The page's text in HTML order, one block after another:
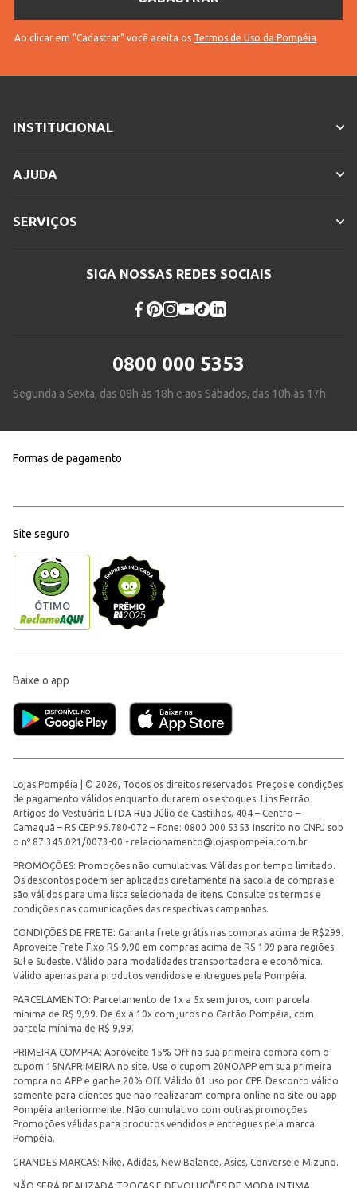
Ao clicar em "Cadastrar" você aceita os Termos de Uso da Pompéia
INSTITUCIONAL
AJUDA
SERVIÇOS
SIGA NOSSAS REDES SOCIAIS
0800 000 5353
Segunda a Sexta, das 08h às 18h e aos Sábados, das 10h às 17h
Formas de pagamento
Site seguro
Baixe o app
Lojas Pompéia | © 2026, Todos os direitos reservados. Preços e condições
de pagamento válidos enquanto durarem os estoques. Lins Ferrão
Artigos do Vestuário LTDA Rua Júlio de Castilhos, 404 – Centro –
Camaquã – RS CEP 96.780-072 – Fone: 0800 000 5353 Inscrito no CNPJ sob
o nº 87.345.021/0073-00 - relacionamento@lojaspompeia.com.br
PROMOÇÕES: Promoções não cumulativas. Válidas por tempo limitado.
Os descontos podem ser aplicados diretamente na sacola de compras e
são válidos para uma lista selecionada de itens. Consulte os termos e
condições nas comunicações das respectivas campanhas.
CONDIÇÕES DE FRETE: Garanta frete grátis nas compras acima de R$299.
Aproveite Frete Fixo R$ 9,90 em compras acima de R$ 199 para regiões
Sul e Sudeste. Válido para modalidades transportadora e econômica.
Válido apenas para produtos vendidos e entregues pela Pompéia.
PARCELAMENTO: Parcelamento de 1x a 5x sem juros, com parcela
mínima de R$ 9,99. De 6x a 10x com juros no Cartão Pompéia, com
parcela mínima de R$ 9,99.
PRIMEIRA COMPRA: Aproveite 15% Off na sua primeira compra com o
cupom 15NAPRIMEIRA no site. Use o cupom 20NOAPP em sua primeira
compra no APP e ganhe 20% Off. Válido 01 uso por CPF. Desconto válido
somente para clientes que não realizaram compra online no site ou app
Pompéia anteriormente. Não cumulativo com outras promoções.
Promoções válidas para produtos vendidos e entregues pela marca
Pompéia.
GRANDES MARCAS: Nike, Adidas, New Balance, Asics, Converse e Mizuno.